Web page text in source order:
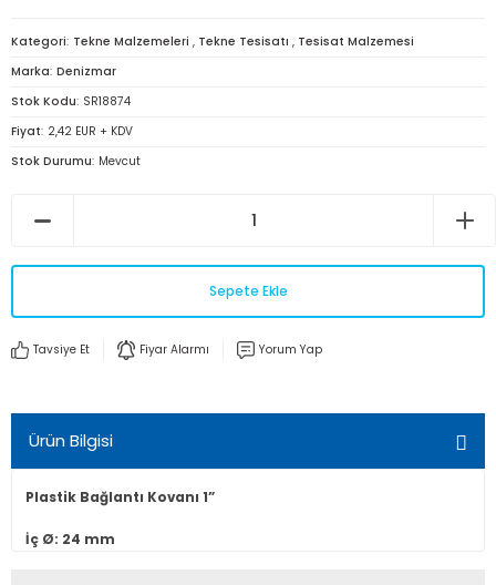
Kategori Tekne Malzemeleri , Tekne Tesisatı , Tesisat Malzemesi
Marka Denizmar
Stok Kodu SR18874
Fiyat 2,42 EUR + KDV
Stok Durumu Mevcut
Sepete Ekle
Tavsiye Et Fiyar Alarmı Yorum Yap
Ürün Bilgisi
Plastik Bağlantı Kovanı 1”
İç Ø: 24 mm